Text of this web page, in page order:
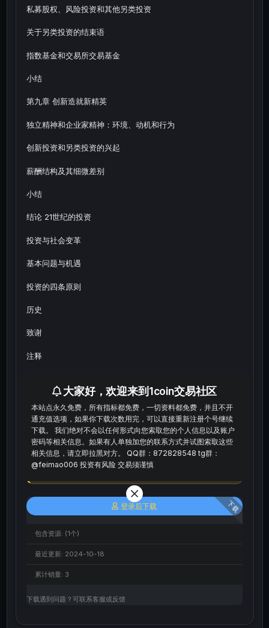
私募股权、风险投资和其他另类投资
关于另类投资的结束语
指数基金和交易所交易基金
小结
第九章 创新造就新精英
独立精神和企业家精神：环境、动机和行为
创新投资和另类投资的兴起
薪酬结构及其细微差别
小结
结论 21世纪的投资
投资与社会变革
基本问题与机遇
投资的四条原则
历史
致谢
注释
声明：本站所有文章，如无特殊说明或标注，均为本站原
创发布。任何个人或组织，在未征得本站同意时，禁止复
制、盗用、采集、发布本站内容到任何网站、书籍等各类媒
体平台。如若本站内容侵犯了原著者的合法权益，可联系我
们进行处理。
下载
登录后下载
包含资源: (1个)
最近更新: 2024-10-18
累计销量: 3
下载遇到问题？可联系客服或反馈
大家好，欢迎来到1coin交易社区
本站点永久免费，所有指标都免费，一切资料都免费，并且不开
通充值选项，如果你下载次数用完，可以直接重新注册个号继续
下载。 我们绝对不会以任何形式向您索取您的个人信息以及账户
密码等相关信息。如果有人单独加您的联系方式并试图索取这些
相关信息，请立即拉黑对方。 QQ群：872828548 tg群：
@feimao006 投资有风险 交易须谨慎